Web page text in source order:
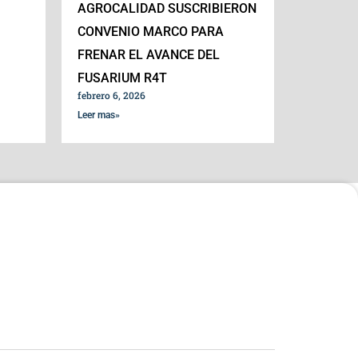
AGROCALIDAD SUSCRIBIERON
CONVENIO MARCO PARA
FRENAR EL AVANCE DEL
FUSARIUM R4T
febrero 6, 2026
Leer mas»